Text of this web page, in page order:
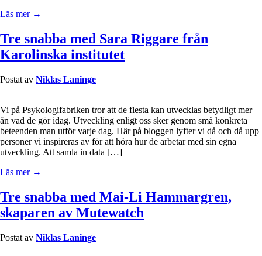
Läs mer →
Tre snabba med Sara Riggare från
Karolinska institutet
Postat av Niklas Laninge
Vi på Psykologifabriken tror att de flesta kan utvecklas betydligt mer
än vad de gör idag. Utveckling enligt oss sker genom små konkreta
beteenden man utför varje dag. Här på bloggen lyfter vi då och då upp
personer vi inspireras av för att höra hur de arbetar med sin egna
utveckling. Att samla in data […]
Läs mer →
Tre snabba med Mai-Li Hammargren,
skaparen av Mutewatch
Postat av Niklas Laninge